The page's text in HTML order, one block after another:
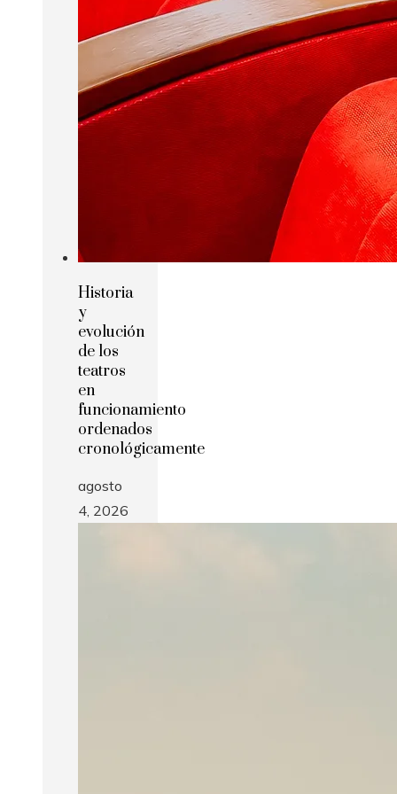
Historia
y
evolución
de los
teatros
en
funcionamiento
ordenados
cronológicamente
agosto
4, 2026